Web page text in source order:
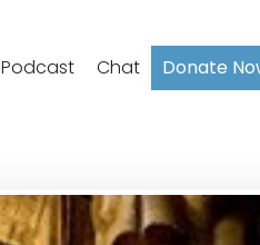
Podcast Chat Donate